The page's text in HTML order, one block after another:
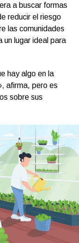
a buscar formas
reducir el riesgo
las comunidades
un lugar ideal para
hay algo en la
afirma, pero es
sobre sus